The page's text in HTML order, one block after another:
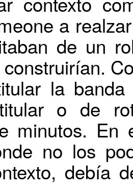
a
de un
la
o de
minutos. En
no los
debía